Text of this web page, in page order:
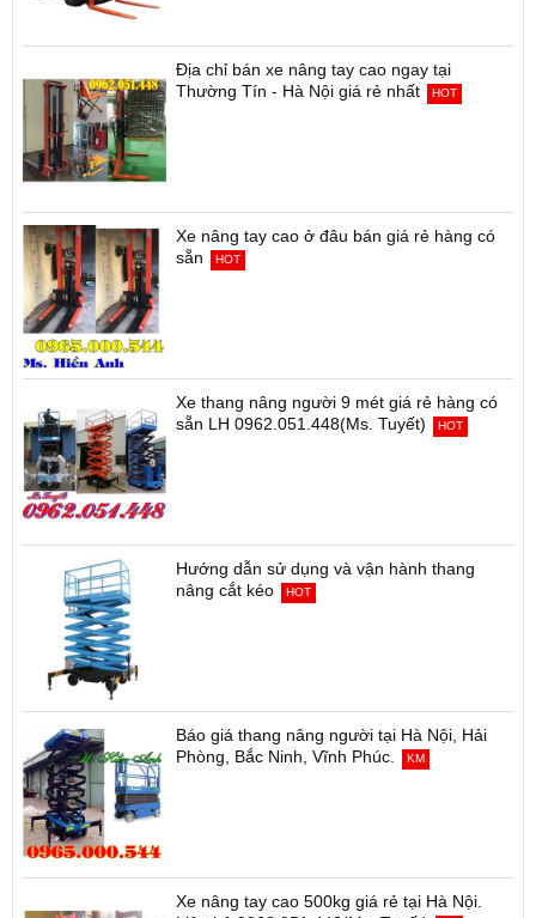
Địa chỉ bán xe nâng tay cao ngay tại
Thường Tín - Hà Nội giá rẻ nhất
HOT
Xe nâng tay cao ở đâu bán giá rẻ hàng có
sẵn
HOT
Xe thang nâng người 9 mét giá rẻ hàng có
sẵn LH 0962.051.448(Ms. Tuyết)
HOT
Hướng dẫn sử dụng và vận hành thang
nâng cắt kéo
HOT
Báo giá thang nâng người tại Hà Nội, Hải
Phòng, Bắc Ninh, Vĩnh Phúc.
KM
Xe nâng tay cao 500kg giá rẻ tại Hà Nội.